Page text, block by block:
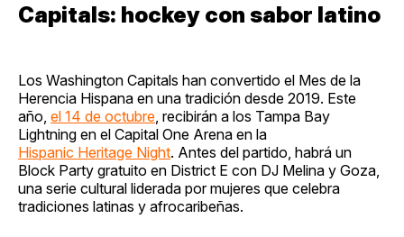
Capitals: hockey con sabor latino
Los Washington Capitals han convertido el Mes de la
Herencia Hispana en una tradición desde 2019. Este
año, el 14 de octubre , recibirán a los Tampa Bay
Lightning en el Capital One Arena en la
Hispanic Heritage Night. Antes del partido, habrá un
Block Party gratuito en District E con DJ Melina y Goza,
una serie cultural liderada por mujeres que celebra
tradiciones latinas y afrocaribeñas.